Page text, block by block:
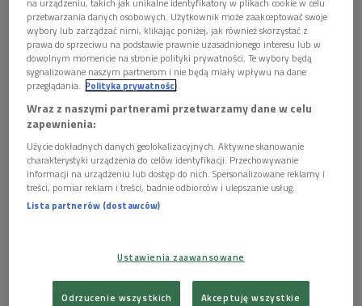
Mazur, Dorożkarz - Jacek Jarosz. Realizacja akustyczna:
Andrzej Brzoska. Nagranie z 1996 roku.
Komiczna historia o ożenku starego kawalera, który w
godzinie próby - stchórzył. Uciekł przez okno, zostawiając w
sukni ślubnej, pogrążoną we łzach, kandydatkę na małżonkę.
Niezwykle żywa akcja, pełnokrwiste typy bohaterów - to
atuty tej wciąż bawiącej widzów i słuchaczy komedii Gogola.
Zobacz więcej na temat: agnieszka pilaszewska andrzej brzoska
julian tuwim kazimierz mazur słuchowisko
KULTURA W POLSKIM RADIU:
"Cliff Booth" ma kłopoty: David Fincher
robi dokrętki, Brad Pitt wraca na plan
przetwarzania danych osobowych. Użytkownik może zaakceptować swoje
wybory lub zarządzać nimi, klikając poniżej, jak również skorzystać z
prawa do sprzeciwu na podstawie prawnie uzasadnionego interesu lub w
dowolnym momencie na stronie polityki prywatności. Te wybory będą
sygnalizowane naszym partnerom i nie będą miały wpływu na dane
przeglądania. Polityka prywatności
Wraz z naszymi partnerami przetwarzamy dane w celu
zapewnienia:
Użycie dokładnych danych geolokalizacyjnych. Aktywne skanowanie
charakterystyki urządzenia do celów identyfikacji. Przechowywanie
informacji na urządzeniu lub dostęp do nich. Spersonalizowane reklamy i
treści, pomiar reklam i treści, badnie odbiorców i ulepszanie usług.
Lista partnerów (dostawców)
Ustawienia zaawansowane
Odrzucenie wszystkich Akceptuję wszystkie